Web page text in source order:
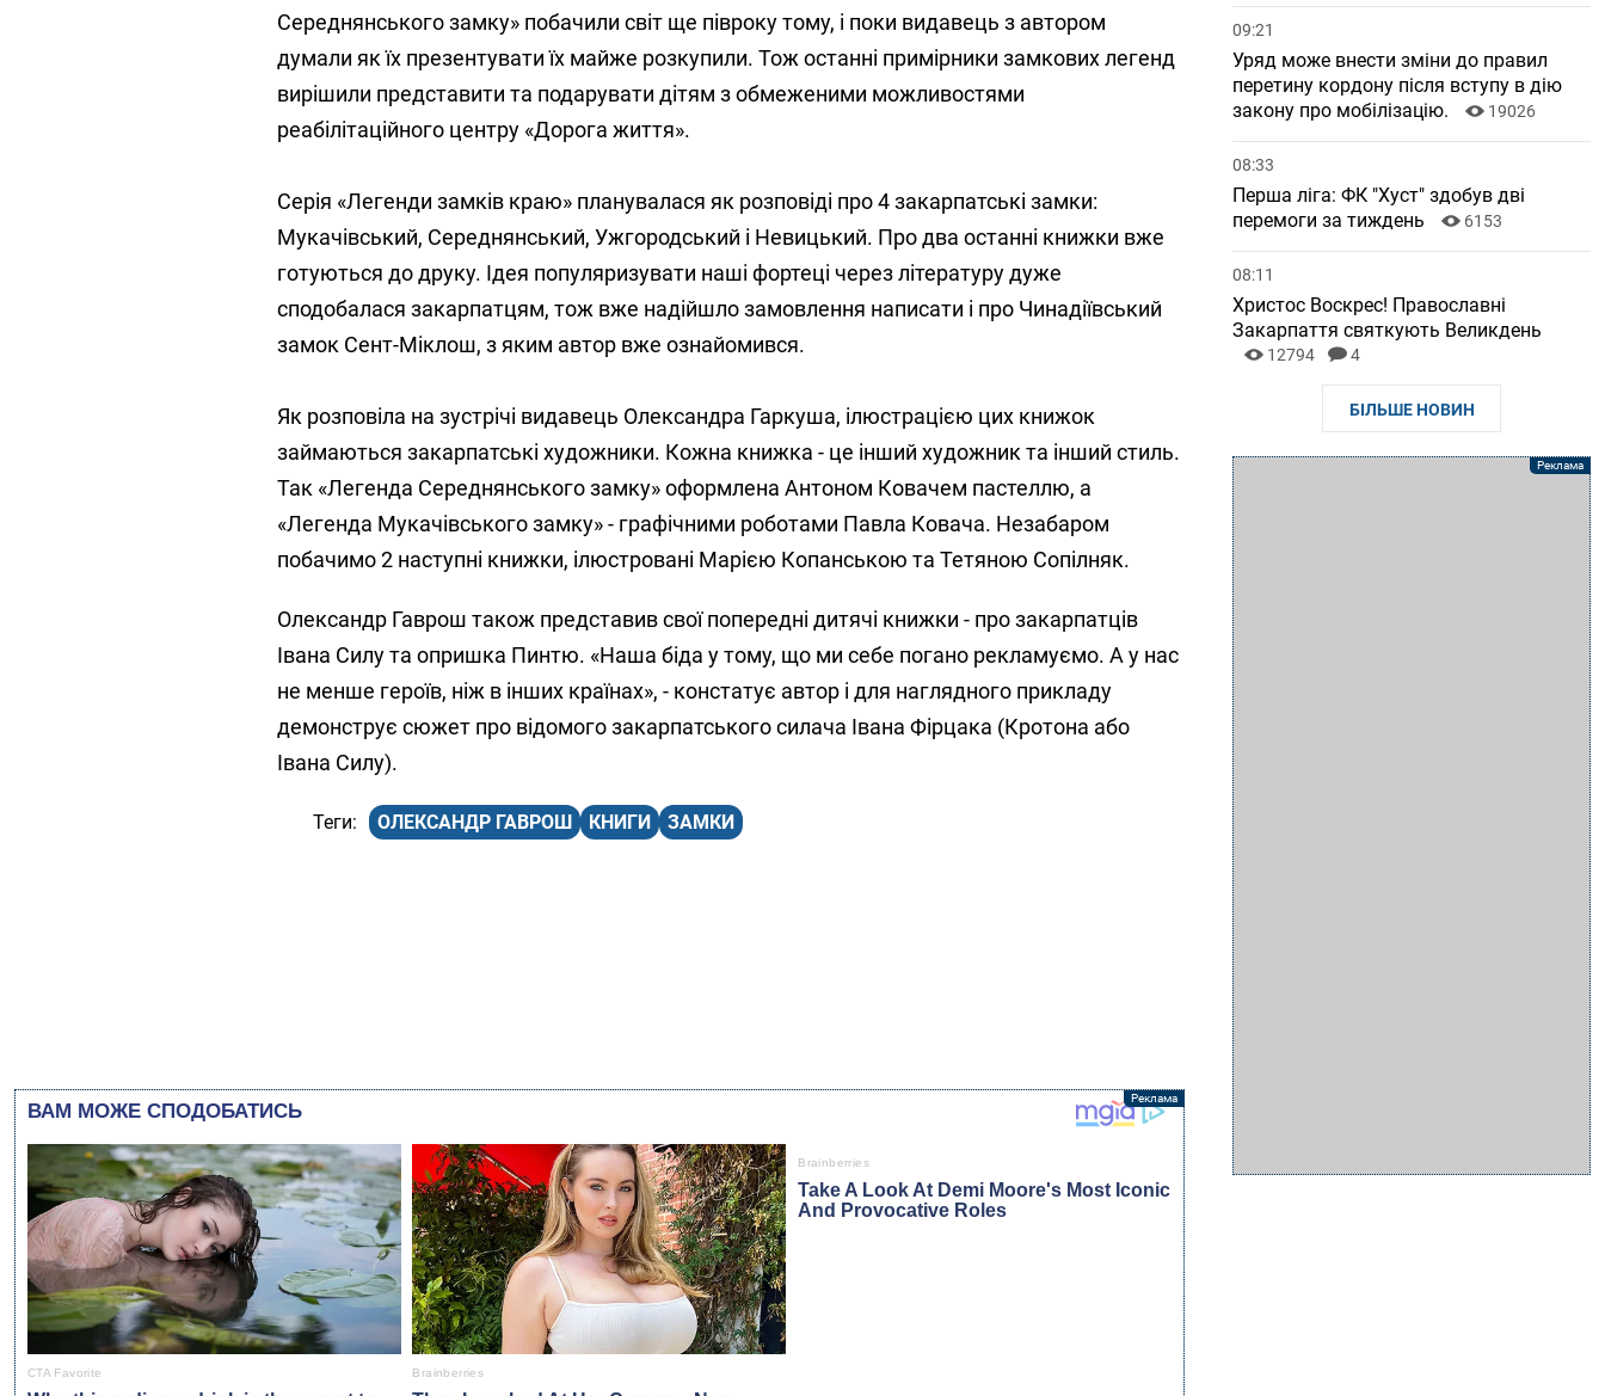
Середнянського замку» побачили світ ще півроку тому, і поки видавець з автором
думали як їх презентувати їх майже розкупили. Тож останні примірники замкових легенд
вирішили представити та подарувати дітям з обмеженими можливостями
реабілітаційного центру «Дорога життя».
Серія «Легенди замків краю» планувалася як розповіді про 4 закарпатські замки:
Мукачівський, Середнянський, Ужгородський і Невицький. Про два останні книжки вже
готуються до друку. Ідея популяризувати наші фортеці через літературу дуже
сподобалася закарпатцям, тож вже надійшло замовлення написати і про Чинадіївський
замок Сент-Міклош, з яким автор вже ознайомився.
Як розповіла на зустрічі видавець Олександра Гаркуша, ілюстрацією цих книжок
займаються закарпатські художники. Кожна книжка - це інший художник та інший стиль.
Так «Легенда Середнянського замку» оформлена Антоном Ковачем пастеллю, а
«Легенда Мукачівського замку» - графічними роботами Павла Ковача. Незабаром
побачимо 2 наступні книжки, ілюстровані Марією Копанською та Тетяною Сопілняк.
Олександр Гаврош також представив свої попередні дитячі книжки - про закарпатців
Івана Силу та опришка Пинтю. «Наша біда у тому, що ми себе погано рекламуємо. А у нас
не менше героїв, ніж в інших країнах», - констатує автор і для наглядного прикладу
демонструє сюжет про відомого закарпатського силача Івана Фірцака (Кротона або
Івана Силу).
ОЛЕКСАНДР ГАВРОШ КНИГИ ЗАМКИ
09:21
Уряд може внести зміни до правил
перетину кордону після вступу в дію
закону про мобілізацію.
19026
08:33
Перша ліга: ФК "Хуст" здобув дві
перемоги за тиждень
6153
08:11
Христос Воскрес! Православні
Закарпаття святкують Великдень
12794 4
БІЛЬШЕ НОВИН